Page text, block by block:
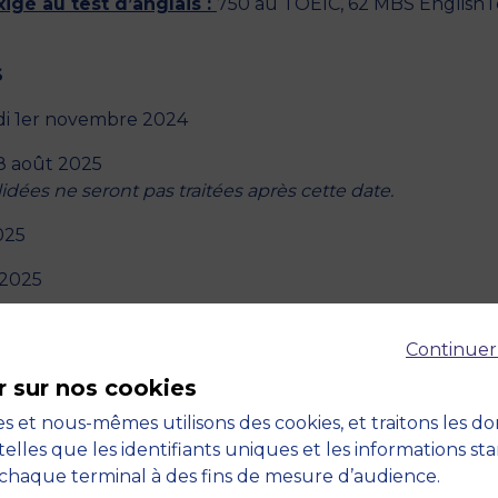
1er novembre 2024
août 2025
ne seront pas traitées après cette date.
que votre dossier sera complet.
nous vous contacterons afin d’étudier votre
sur le programme.
sur nos cookies
et nous-mêmes utilisons des cookies, et traitons les
que les identifiants uniques et les informations
terminal à des fins de mesure d’audience.